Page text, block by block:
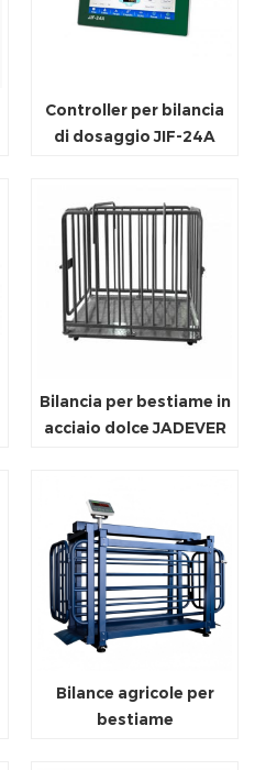
Controller per bilancia
di dosaggio JIF-24A
Bilancia per bestiame in
acciaio dolce JADEVER
Bilance agricole per
bestiame